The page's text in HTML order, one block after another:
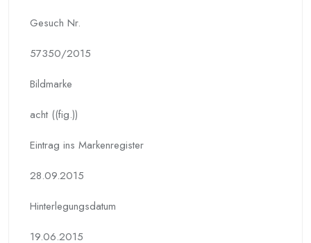
Gesuch Nr.
57350/2015
Bildmarke
acht ((fig.))
Eintrag ins Markenregister
28.09.2015
Hinterlegungs­datum
19.06.2015